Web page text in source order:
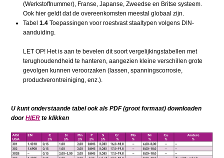
(Werkstoffnummer), Franse, Japanse, Zweedse en Britse systeem.
Ook hier geldt dat de overeenkomsten meestal globaal zijn.
Tabel1.4 Toepassingen voor roestvast staaltypen volgens DIN-
aanduiding.
LET OP! Het is aan te bevelen dit soort vergelijkingstabellen met
terughoudendheid te hanteren, aangezien kleine verschillen grote
gevolgen kunnen veroorzaken (lassen, spanningscorrosie,
productverontreiniging, enz.).
U kunt onderstaande tabel ook als PDF (groot formaat) downloaden
doorHIER te klikken